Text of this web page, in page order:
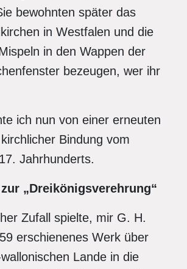
bewohnten später das
in Westfalen und die
in den Wappen der
bezeugen, wer ihr
ich nun von einer erneuten
Bindung vom
Jahrhunderts.
„Dreikönigsverehrung“
Zufall spielte, mir G. H.
erschienenes Werk über
Lande in die